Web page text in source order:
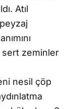
Atıl
sert zeminler
nesil çöp